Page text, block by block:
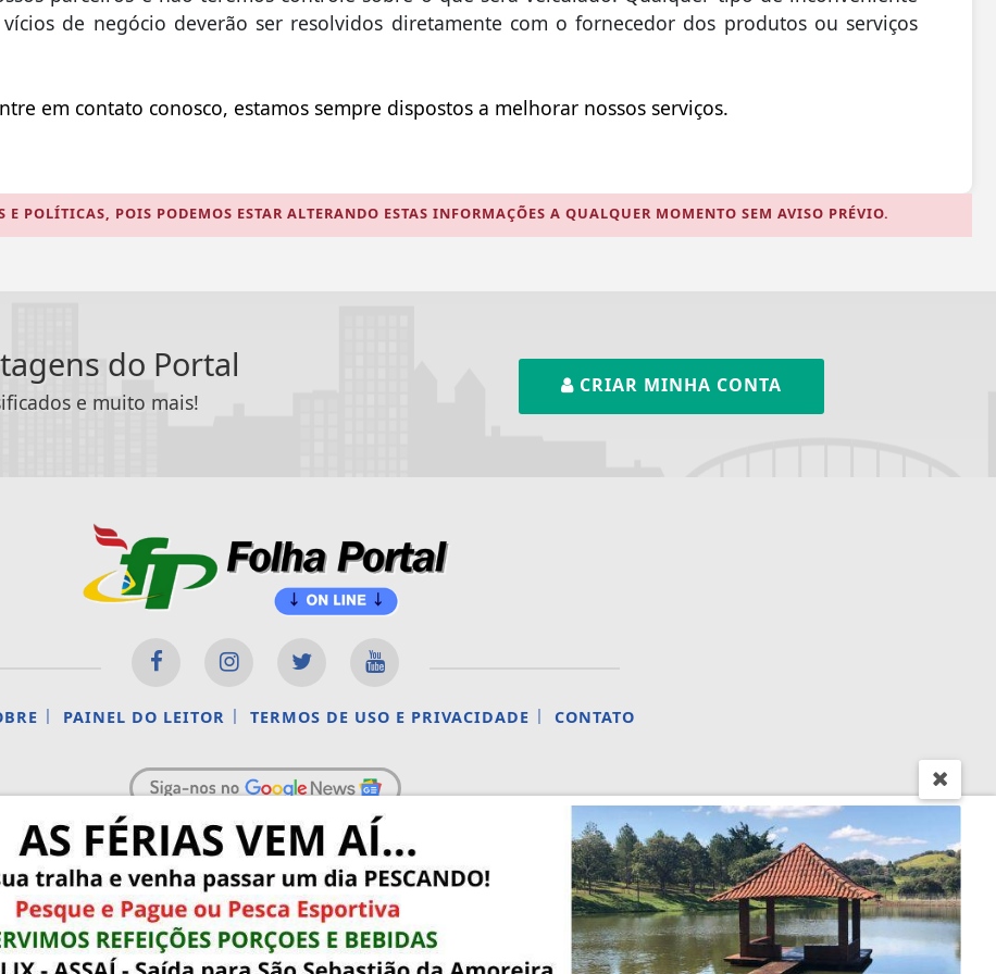
de negócio deverão ser resolvidos diretamente com o fornecedor dos produtos ou serviços
em contato conosco, estamos sempre dispostos a melhorar nossos serviços.
E POLÍTICAS, POIS PODEMOS ESTAR ALTERANDO ESTAS INFORMAÇÕES A QUALQUER MOMENTO SEM AVISO PRÉVIO.
do Portal
e muito mais!
CRIAR MINHA CONTA
| PAINEL DO LEITOR | TERMOS DE USO E PRIVACIDADE | CONTATO
©FOLHAPORTAL.COM.BR - TODOS OS DIREITOS RESERVADOS.
de navegação. Ao continuar o acesso, entendemos que você
PROSSEGUIR